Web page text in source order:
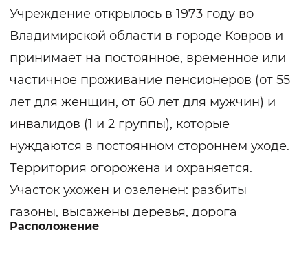
Учреждение открылось в 1973 году во
Владимирской области в городе Ковров и
принимает на постоянное, временное или
частичное проживание пенсионеров (от 55
лет для женщин, от 60 лет для мужчин) и
инвалидов (1 и 2 группы), которые
нуждаются в постоянном стороннем уходе.
Территория огорожена и охраняется.
Участок ухожен и озеленен: разбиты
газоны, высажены деревья, дорога
заасфальтирована. Недалеко от интерната
Расположение